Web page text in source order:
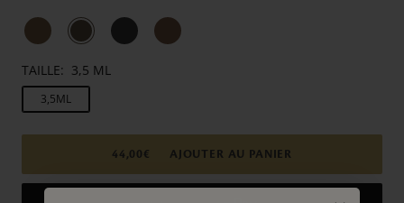
TAILLE: 3,5 ML
3,5ML
44,00€ AJOUTER AU PANIER